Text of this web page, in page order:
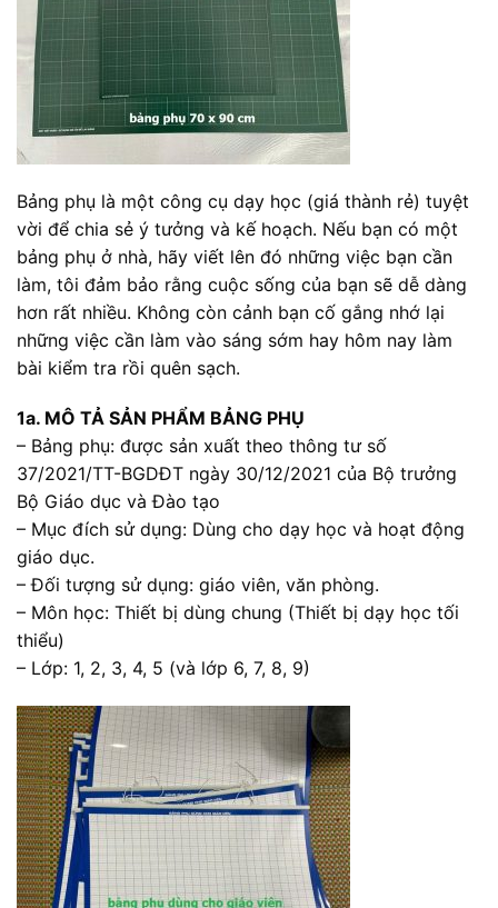
Bảng phụ là một công cụ dạy học (giá thành rẻ) tuyệt
vời để chia sẻ ý tưởng và kế hoạch. Nếu bạn có một
bảng phụ ở nhà, hãy viết lên đó những việc bạn cần
làm, tôi đảm bảo rằng cuộc sống của bạn sẽ dễ dàng
hơn rất nhiều. Không còn cảnh bạn cố gắng nhớ lại
những việc cần làm vào sáng sớm hay hôm nay làm
bài kiểm tra rồi quên sạch.
1a. MÔ TẢ SẢN PHẨM BẢNG PHỤ
– Bảng phụ: được sản xuất theo thông tư số
37/2021/TT-BGDĐT ngày 30/12/2021 của Bộ trưởng
Bộ Giáo dục và Đào tạo
– Mục đích sử dụng: Dùng cho dạy học và hoạt động
giáo dục.
– Đối tượng sử dụng: giáo viên, văn phòng.
– Môn học: Thiết bị dùng chung (Thiết bị dạy học tối
thiểu)
– Lớp: 1, 2, 3, 4, 5 (và lớp 6, 7, 8, 9)